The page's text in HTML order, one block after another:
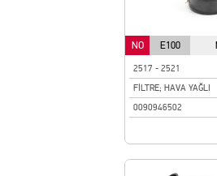
NO E100
2517 - 2521
FİLTRE; HAVA YAĞLI
0090946502